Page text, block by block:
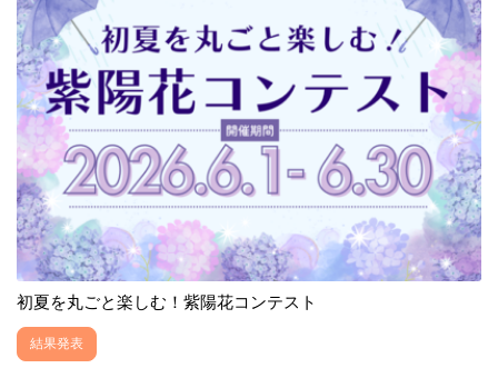
初夏を丸ごと楽しむ！紫陽花コンテスト
結果発表